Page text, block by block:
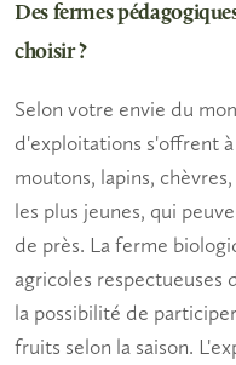
Des fermes
choisir ?
Selon votre envie du
d'exploitations s'offrent à
moutons, lapins,
les plus jeunes, qui
de près. Laferme
agricoles respectueuses
la possibilité de
fruits selon la saison.